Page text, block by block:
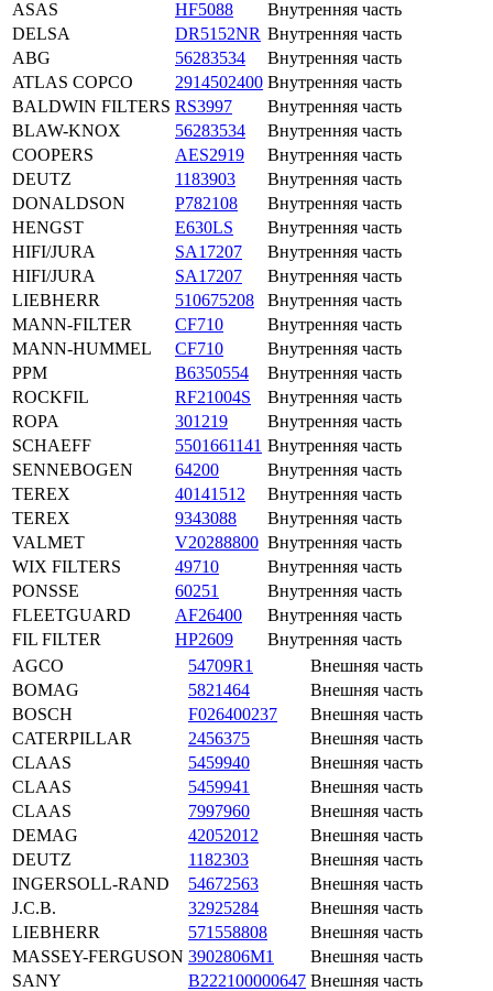
ASAS HF5088
Внутренняя часть
DELSA
DR5152NR Внутренняя часть
ABG
56283534
Внутренняя часть
ATLAS COPCO
2914502400 Внутренняя часть
BALDWIN FILTERS RS3997
Внутренняя часть
BLAW-KNOX
56283534
Внутренняя часть
COOPERS
AES2919
Внутренняя часть
DEUTZ
1183903
Внутренняя часть
DONALDSON
P782108
Внутренняя часть
HENGST
E630LS
Внутренняя часть
HIFI/JURA
SA17207
Внутренняя часть
HIFI/JURA
SA17207
Внутренняя часть
LIEBHERR
510675208
Внутренняя часть
MANN-FILTER
CF710
Внутренняя часть
MANN-HUMMEL
CF710
Внутренняя часть
PPM
B6350554
Внутренняя часть
ROCKFIL
RF21004S
Внутренняя часть
ROPA
301219
Внутренняя часть
SCHAEFF
5501661141 Внутренняя часть
SENNEBOGEN
64200
Внутренняя часть
TEREX
40141512
Внутренняя часть
TEREX
9343088
Внутренняя часть
VALMET
V20288800 Внутренняя часть
WIX FILTERS
49710
Внутренняя часть
PONSSE
60251
Внутренняя часть
FLEETGUARD
AF26400
Внутренняя часть
FIL FILTER
HP2609
Внутренняя часть
AGCO
54709R1
Внешняя часть
BOMAG
5821464
Внешняя часть
BOSCH
F026400237
Внешняя часть
CATERPILLAR
2456375
Внешняя часть
CLAAS
5459940
Внешняя часть
CLAAS
5459941
Внешняя часть
CLAAS
7997960
Внешняя часть
DEMAG
42052012
Внешняя часть
DEUTZ
1182303
Внешняя часть
INGERSOLL-RAND
54672563
Внешняя часть
J.C.B.
32925284
Внешняя часть
LIEBHERR
571558808
Внешняя часть
MASSEY-FERGUSON 3902806M1
Внешняя часть
SANY
B222100000647 Внешняя часть